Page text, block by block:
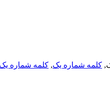
کلمه شماره یک, کلمه شماره یک